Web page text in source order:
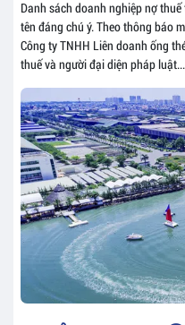
Danh sách doanh nghiệp nợ
tên đáng chú ý. Theo thông báo
Công ty TNHH Liên doanh ống
thuế và người đại diện pháp luật...